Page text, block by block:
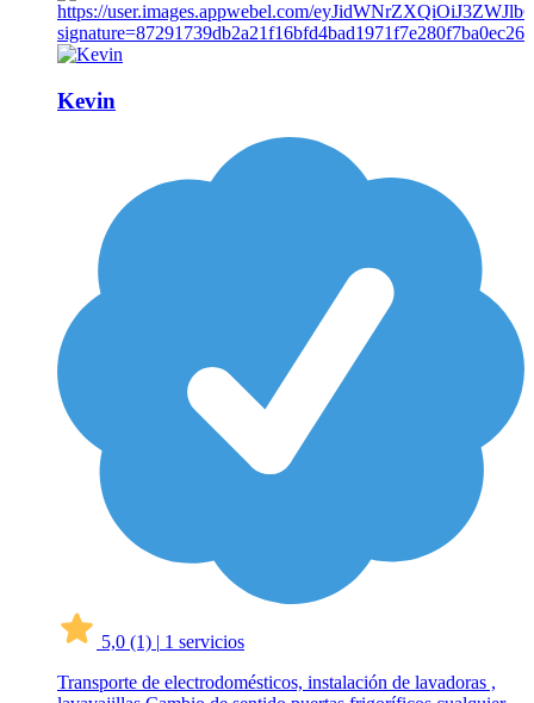
Kevin
5,0 (1) | 1 servicios
Transporte de electrodomésticos, instalación de lavadoras ,